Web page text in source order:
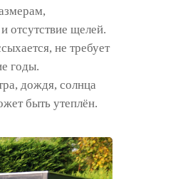
отсутствие щелей.
не требует
годы.
дождя, солнца
быть утеплён.